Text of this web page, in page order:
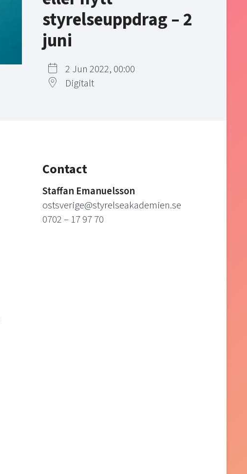
styrelseuppdrag – 2
juni
2 Jun 2022, 00:00
Digitalt
Contact
Staffan Emanuelsson
ostsverige@styrelseakademien.se
0702 – 17 97 70